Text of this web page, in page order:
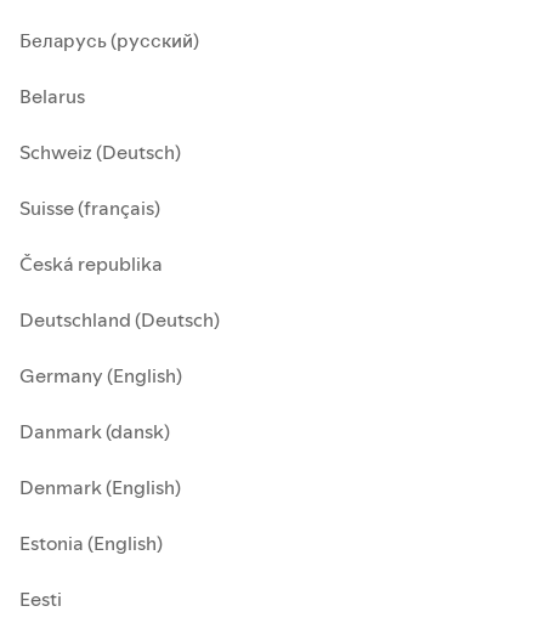
Беларусь (русский)
Belarus
Schweiz (Deutsch)
Suisse (français)
Česká republika
Deutschland (Deutsch)
Germany (English)
Danmark (dansk)
Denmark (English)
Estonia (English)
Eesti